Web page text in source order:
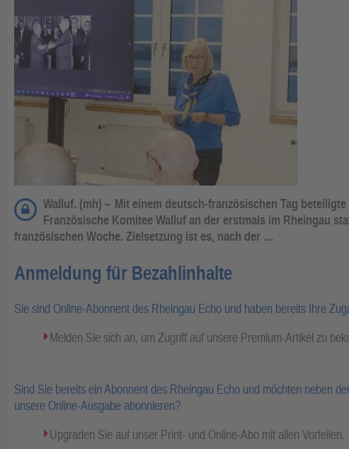
Walluf. (mh) – Mit einem deutsch-französischen Tag
Französische Komitee Walluf an der erstmals im Rheingau
französischen Woche. Zielsetzung ist es, nach der …
Anmeldung für Bezahlinhalte
Sie sind Online-Abonnent des Rheingau Echo und haben bereits Ihre
Melden Sie sich an, um Zugriff auf unsere Premium-Artikel zu
Sind Sie bereits ein Abonnent des Rheingau Echo und möchten neben
unsere Online-Ausgabe abonnieren?
Upgraden Sie auf unser Print- und Online-Abo mit allen Vorteilen.